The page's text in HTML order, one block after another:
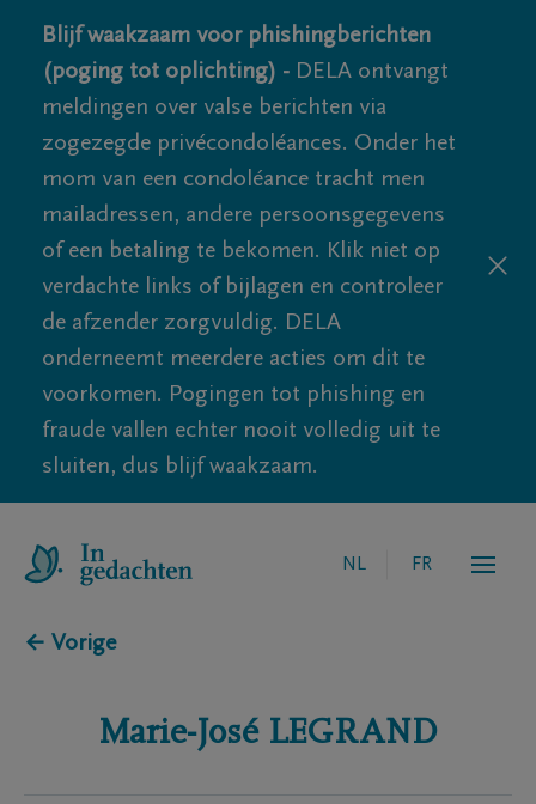
Blijf waakzaam voor phishingberichten
(poging tot oplichting) - DELA ontvangt
meldingen over valse berichten via
zogezegde privécondoléances. Onder het
mom van een condoléance tracht men
mailadressen, andere persoonsgegevens
of een betaling te bekomen. Klik niet op
verdachte links of bijlagen en controleer
de afzender zorgvuldig. DELA
onderneemt meerdere acties om dit te
voorkomen. Pogingen tot phishing en
fraude vallen echter nooit volledig uit te
sluiten, dus blijf waakzaam.
NL FR
← Vorige
Marie-José LEGRAND